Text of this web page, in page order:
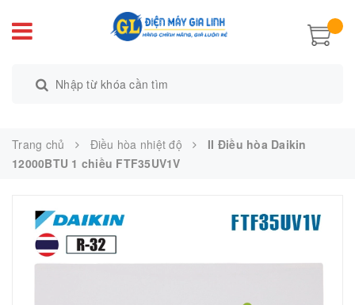
Trang chủ Điều hòa nhiệt độ
II Điều hòa Daikin
12000BTU 1 chiều FTF35UV1V